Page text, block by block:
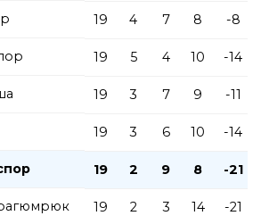
19 4 7 8 -8
19 5 4 10 -14
19 3 7 9 -11
19 3 6 10 -14
19 2 9 8 -21
19 2 3 14 -21